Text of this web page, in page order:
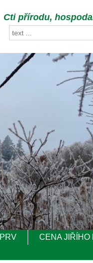
Cti přírodu,
PRV CENA JIŘÍHO